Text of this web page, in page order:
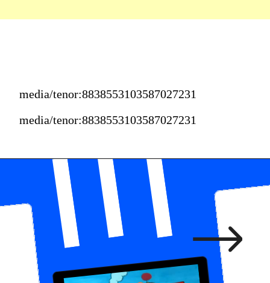
media/tenor:8838553103587027231
media/tenor:8838553103587027231